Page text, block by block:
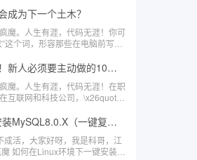
成为下一个土木？
魔。人生有涯，代码无涯！你可
这个词，形容那些在电脑前写代
别等老板说！新人必须要主动做的10件事
魔。人生有涯，代码无涯！在职
互联网和科技公司，\x26quot;
Linux环境安装MySQL8.0.X（一键复制）
成活，大家好呀，我是科哥，江
如何在Linux环境下一键安装M